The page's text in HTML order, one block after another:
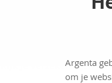
Argenta
om je
Kijk je verzekeringen na